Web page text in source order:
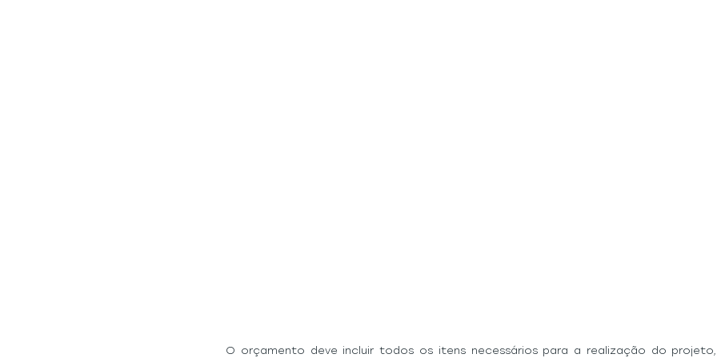
O orçamento deve incluir todos os itens necessários para a realização do